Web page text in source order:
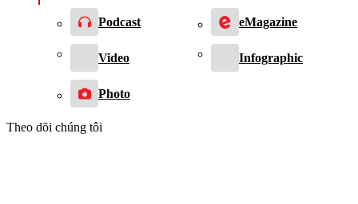
Podcast eMagazine
Video Infographic
Photo
Theo dõi chúng tôi